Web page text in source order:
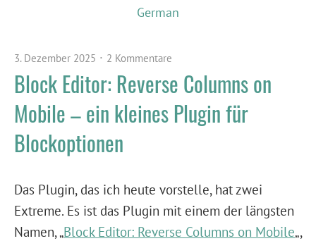
German
3. Dezember 2025 2 Kommentare
Block Editor: Reverse Columns on
Mobile – ein kleines Plugin für
Blockoptionen
Das Plugin, das ich heute vorstelle, hat zwei
Extreme. Es ist das Plugin mit einem der längsten
Namen, „Block Editor: Reverse Columns on Mobile„,